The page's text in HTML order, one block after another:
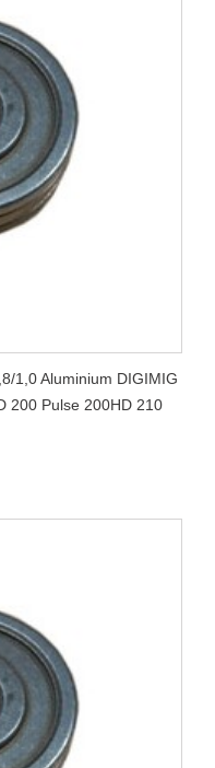
1,0 Aluminium DIGIMIG
200 Pulse 200HD 210